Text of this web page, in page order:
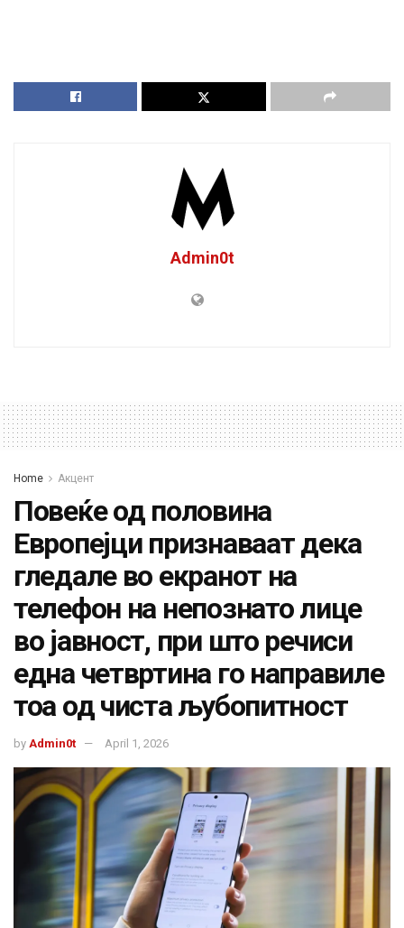
Admin0t
Home Акцент
Повеќе од половина
Европејци признаваат дека
гледале во екранот на
телефон на непознато лице
во јавност, при што речиси
една четвртина го направиле
тоа од чиста љубопитност
by Admin0t April 1, 2026